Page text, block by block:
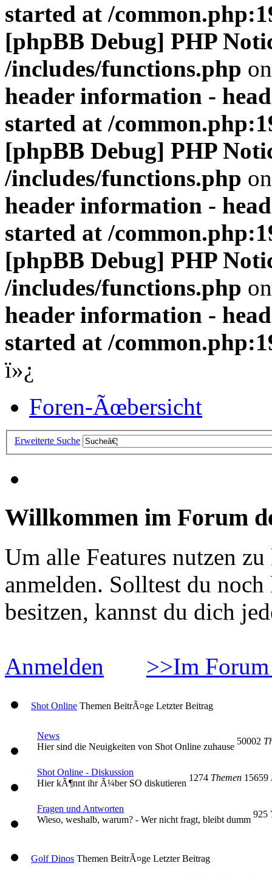
started at /
[phpBB Debug] PHP
/includes/functions.php
header information -
started at /
[phpBB Debug] PHP
/includes/functions.php
header information -
started at /
[phpBB Debug] PHP
/includes/functions.php
header information -
started at /
ï»¿
Foren-Ãœbersicht
Erweiterte Suche
Willkommen im Forum
Um alle Features nutzen
anmelden. Solltest du
besitzen, kannst du dich
Anmelden >>Im
Shot Online Themen BeitrÃ¤ge Letzter Beitrag
News
Hier sind die Neuigkeiten von Shot Online zuhause
50002
Shot Online - Diskussion
Hier kÃ¶nnt ihr Ã¼ber SO diskutieren
1274 Themen 15659
Fragen und Antworten
Wieso, weshalb, warum? - Wer nicht fragt, bleibt dumm
925
Golf Dinos Themen BeitrÃ¤ge Letzter Beitrag